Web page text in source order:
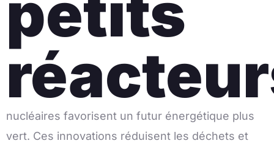
nucléaires favorisent un futur énergétique plus
vert. Ces innovations réduisent les déchets et